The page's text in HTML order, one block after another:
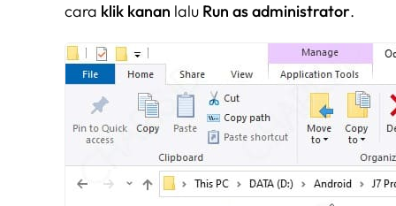
cara klik kanan lalu Run as administrator.